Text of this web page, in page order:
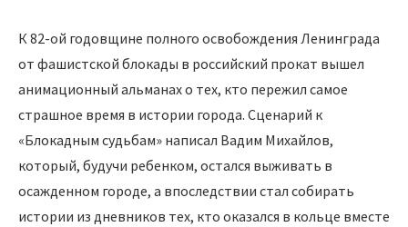
К 82-ой годовщине полного освобождения Ленинграда
от фашистской блокады в российский прокат вышел
анимационный альманах о тех, кто пережил самое
страшное время в истории города. Сценарий к
«Блокадным судьбам» написал Вадим Михайлов,
который, будучи ребенком, остался выживать в
осажденном городе, а впоследствии стал собирать
истории из дневников тех, кто оказался в кольце вместе